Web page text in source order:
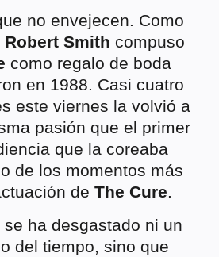
no envejecen. Como
Robert Smith compuso
como regalo de boda
en 1988. Casi cuatro
este viernes la volvió a
pasión que el primer
que la coreaba
de los momentos más
de The Cure.
ha desgastado ni un
del tiempo, sino que